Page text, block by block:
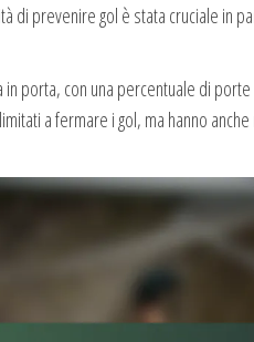
di prevenire gol è stata cruciale
porta, con una percentuale di
a fermare i gol, ma hanno